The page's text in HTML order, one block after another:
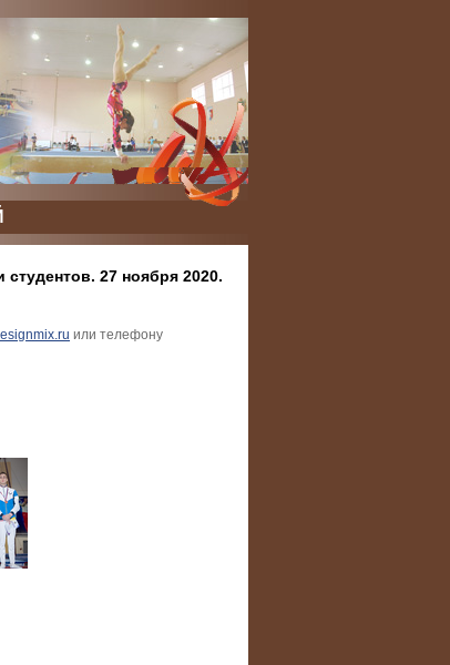
27 ноября 2020.
или телефону